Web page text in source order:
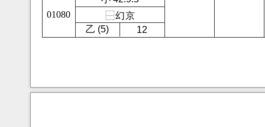
01080
⿱幻京
㇠ (5)
12